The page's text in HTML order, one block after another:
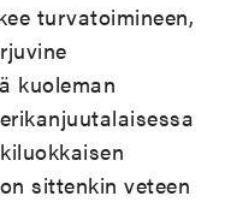
turvatoimineen,
kuoleman
sittenkin veteen